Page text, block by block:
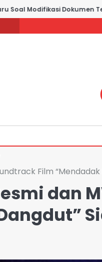
Modifikasi Dokumen
Film
dan